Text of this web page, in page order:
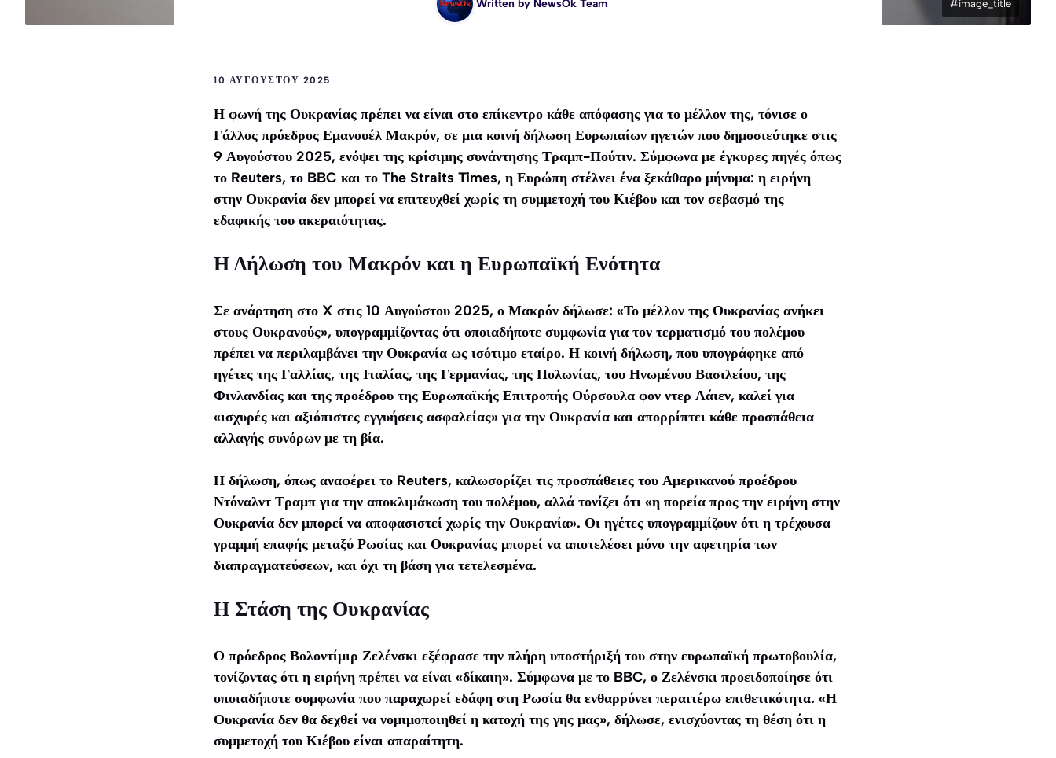
#image_title
Written by NewsOk Team
10 ΑΥΓΟΎΣΤΟΥ 2025
Η φωνή της Ουκρανίας πρέπει να είναι στο επίκεντρο κάθε απόφασης για το μέλλον της, τόνισε ο
Γάλλος πρόεδρος Εμανουέλ Μακρόν, σε μια κοινή δήλωση Ευρωπαίων ηγετών που δημοσιεύτηκε στις
9 Αυγούστου 2025, ενόψει της κρίσιμης συνάντησης Τραμπ-Πούτιν. Σύμφωνα με έγκυρες πηγές όπως
το Reuters, το BBC και το The Straits Times, η Ευρώπη στέλνει ένα ξεκάθαρο μήνυμα: η ειρήνη
στην Ουκρανία δεν μπορεί να επιτευχθεί χωρίς τη συμμετοχή του Κιέβου και τον σεβασμό της
εδαφικής του ακεραιότητας.
Η Δήλωση του Μακρόν και η Ευρωπαϊκή Ενότητα
Σε ανάρτηση στο X στις 10 Αυγούστου 2025, ο Μακρόν δήλωσε: «Το μέλλον της Ουκρανίας ανήκει
στους Ουκρανούς», υπογραμμίζοντας ότι οποιαδήποτε συμφωνία για τον τερματισμό του πολέμου
πρέπει να περιλαμβάνει την Ουκρανία ως ισότιμο εταίρο. Η κοινή δήλωση, που υπογράφηκε από
ηγέτες της Γαλλίας, της Ιταλίας, της Γερμανίας, της Πολωνίας, του Ηνωμένου Βασιλείου, της
Φινλανδίας και της προέδρου της Ευρωπαϊκής Επιτροπής Ούρσουλα φον ντερ Λάιεν, καλεί για
«ισχυρές και αξιόπιστες εγγυήσεις ασφαλείας» για την Ουκρανία και απορρίπτει κάθε προσπάθεια
αλλαγής συνόρων με τη βία.
Η δήλωση, όπως αναφέρει το Reuters, καλωσορίζει τις προσπάθειες του Αμερικανού προέδρου
Ντόναλντ Τραμπ για την αποκλιμάκωση του πολέμου, αλλά τονίζει ότι «η πορεία προς την ειρήνη στην
Ουκρανία δεν μπορεί να αποφασιστεί χωρίς την Ουκρανία». Οι ηγέτες υπογραμμίζουν ότι η τρέχουσα
γραμμή επαφής μεταξύ Ρωσίας και Ουκρανίας μπορεί να αποτελέσει μόνο την αφετηρία των
διαπραγματεύσεων, και όχι τη βάση για τετελεσμένα.
Η Στάση της Ουκρανίας
Ο πρόεδρος Βολοντίμιρ Ζελένσκι εξέφρασε την πλήρη υποστήριξή του στην ευρωπαϊκή πρωτοβουλία,
τονίζοντας ότι η ειρήνη πρέπει να είναι «δίκαιη». Σύμφωνα με το BBC, ο Ζελένσκι προειδοποίησε ότι
οποιαδήποτε συμφωνία που παραχωρεί εδάφη στη Ρωσία θα ενθαρρύνει περαιτέρω επιθετικότητα. «Η
Ουκρανία δεν θα δεχθεί να νομιμοποιηθεί η κατοχή της γης μας», δήλωσε, ενισχύοντας τη θέση ότι η
συμμετοχή του Κιέβου είναι απαραίτητη.